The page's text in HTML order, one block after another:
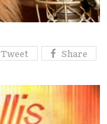
Tweet Share